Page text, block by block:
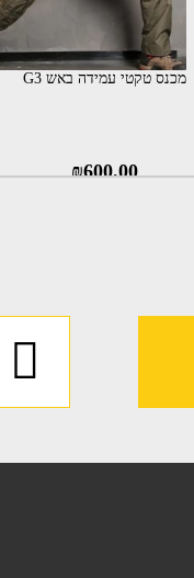
מכנס טקטי עמידה באש G3
₪600.00